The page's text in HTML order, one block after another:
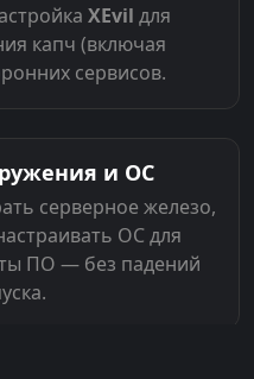
XEvil для
капч (включая
сервисов.
и ОС
серверное железо,
ОС для
ПО — без падений